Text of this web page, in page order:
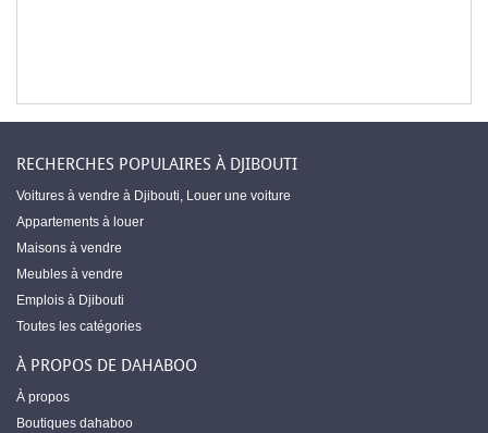
RECHERCHES POPULAIRES À DJIBOUTI
Voitures à vendre à Djibouti, Louer une voiture
Appartements à louer
Maisons à vendre
Meubles à vendre
Emplois à Djibouti
Toutes les catégories
À PROPOS DE DAHABOO
À propos
Boutiques dahaboo